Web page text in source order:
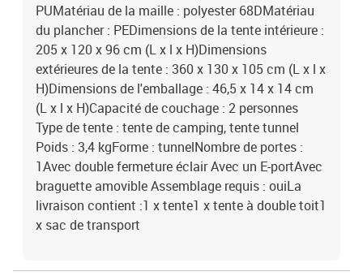
PUMatériau de la maille : polyester 68DMatériau
du plancher : PEDimensions de la tente intérieure :
205 x 120 x 96 cm (L x l x H)Dimensions
extérieures de la tente : 360 x 130 x 105 cm (L x l x
H)Dimensions de l'emballage : 46,5 x 14 x 14 cm
(L x l x H)Capacité de couchage : 2 personnes
Type de tente : tente de camping, tente tunnel
Poids : 3,4 kgForme : tunnelNombre de portes :
1Avec double fermeture éclair Avec un E-portAvec
braguette amovible Assemblage requis : ouiLa
livraison contient :1 x tente1 x tente à double toit1
x sac de transport